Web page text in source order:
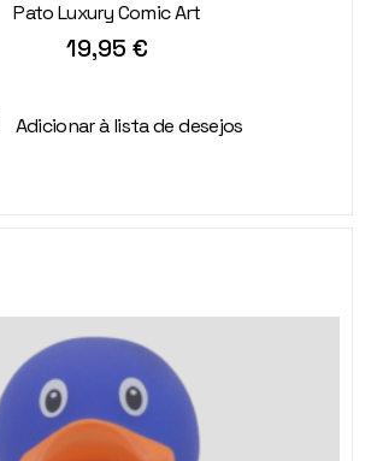
Pato Luxury Comic Art
19,95 €
Adicionar à lista de desejos